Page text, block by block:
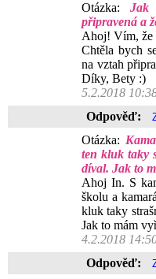
Otázka:Jak
připravená a
Ahoj! Vím, že
Chtěla bych
na vztah
Díky, Bety :)
5.2.2018
Odpověď:
Otázka:
ten kluk taky
díval. Jak to
Ahoj In. S
školu a
kluk taky
Jak to mám
4.2.2018
Odpověď: